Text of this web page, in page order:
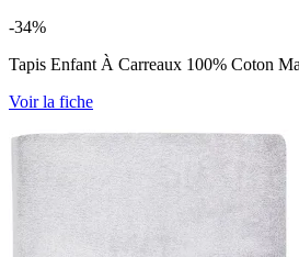
-34%
Tapis Enfant À Carreaux 100% Coton
Voir la fiche